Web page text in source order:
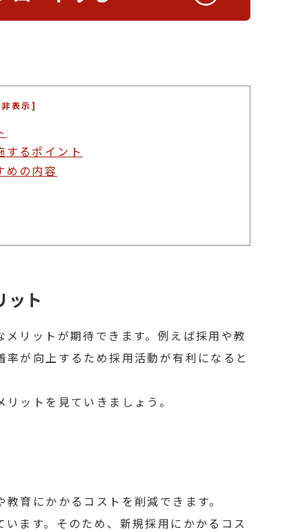
表示]
するポイント
めの内容
ット
リットが期待できます。例えば採用や教
が向上するため採用活動が有利になると
ットを見ていきましょう。
育にかかるコストを削減できます。
ます。そのため、新規採用にかかるコス